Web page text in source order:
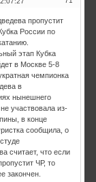
пропустит
России по
этап Кубка
в Москве 5-8
чемпионка
в
нынешнего
участвовала из-
в конце
сообщила, о
считает, что если
ЧР, то
закончен.